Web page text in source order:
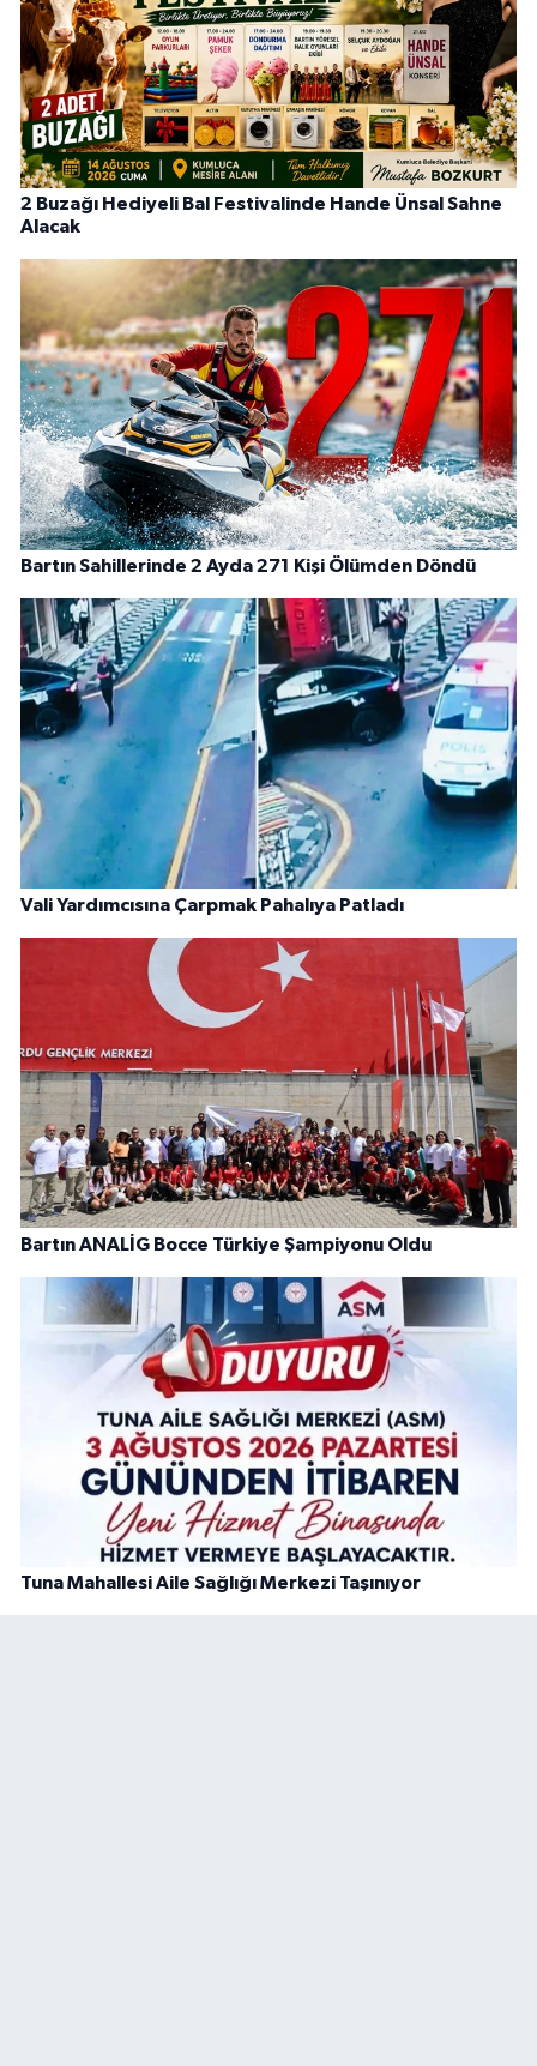
2 Buzağı Hediyeli Bal Festivalinde Hande Ünsal Sahne
Alacak
Bartın Sahillerinde 2 Ayda 271 Kişi Ölümden Döndü
Vali Yardımcısına Çarpmak Pahalıya Patladı
Bartın ANALİG Bocce Türkiye Şampiyonu Oldu
Tuna Mahallesi Aile Sağlığı Merkezi Taşınıyor